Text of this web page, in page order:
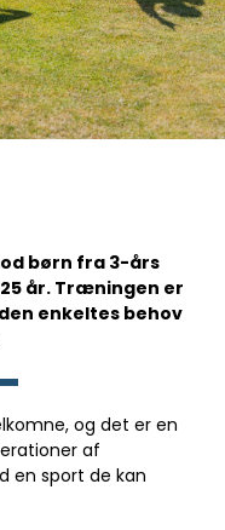
børn fra 3-års
år. Træningen er
enkeltes behov
og det er en
af
en sport de kan